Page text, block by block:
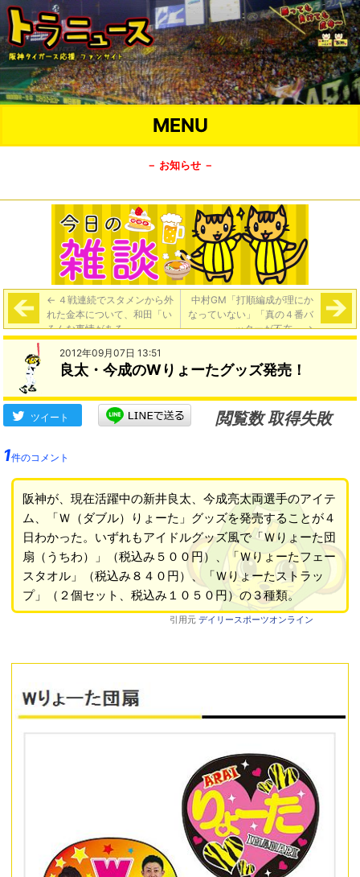
MENU
－ お知らせ －
← ４戦連続でスタメンから外
れた金本について、和田「い
ろんな事情がある」
中村GM「打順編成が理にか
なっていない」「真の４番バ
ッターが不在」→
2012年09月07日 13:51
良太・今成のWりょーたグッズ発売！
ツイート
閲覧数 取得失敗
1件のコメント
阪神が、現在活躍中の新井良太、今成亮太両選手のアイテ
ム、「Ｗ（ダブル）りょーた」グッズを発売することが４
日わかった。いずれもアイドルグッズ風で「Ｗりょーた団
扇（うちわ）」（税込み５００円）、「Ｗりょーたフェー
スタオル」（税込み８４０円）、「Ｗりょーたストラッ
プ」（２個セット、税込み１０５０円）の３種類。
引用元 デイリースポーツオンライン